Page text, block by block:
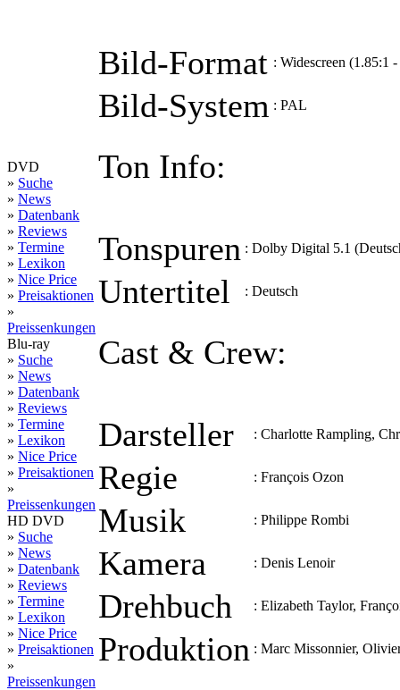
DVD
» Suche
» News
» Datenbank
» Reviews
» Termine
» Lexikon
» Nice Price
» Preisaktionen
»
Preissenkungen
Blu-ray
» Suche
» News
» Datenbank
» Reviews
» Termine
» Lexikon
» Nice Price
» Preisaktionen
»
Preissenkungen
HD DVD
» Suche
» News
» Datenbank
» Reviews
» Termine
» Lexikon
» Nice Price
» Preisaktionen
»
Preissenkungen
Bild-Format : Widescreen (1.85:1
Bild-System : PAL
Ton Info:
Tonspuren : Dolby Digital 5.1
Untertitel : Deutsch
Cast & Crew:
Darsteller : Charlotte Rampling,
Regie : François Ozon
Musik : Philippe Rombi
Kamera : Denis Lenoir
Drehbuch : Elizabeth Taylor,
Produktion : Marc Missonnier,